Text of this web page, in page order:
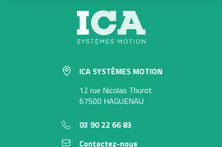
ICA SYSTÈMES MOTION
12 rue Nicolas Thurot
67500 HAGUENAU
03 90 22 66 83
Contactez-nous